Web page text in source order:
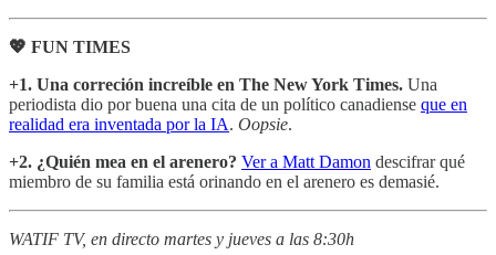
💖 FUN TIMES
+1. Una correción increíble en The New York Times. Una
periodista dio por buena una cita de un político canadiense que en
realidad era inventada por la IA. Oopsie.
+2. ¿Quién mea en el arenero? Ver a Matt Damon descifrar qué
miembro de su familia está orinando en el arenero es demasié.
WATIF TV, en directo martes y jueves a las 8:30h